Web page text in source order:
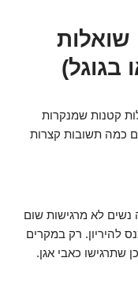
בגוגל)
קטנות שמנקרות
כמה תשובות קצרות
לא מרגישות שום
להיריון. רק במקרים
שתרגישו כאבי אגן.